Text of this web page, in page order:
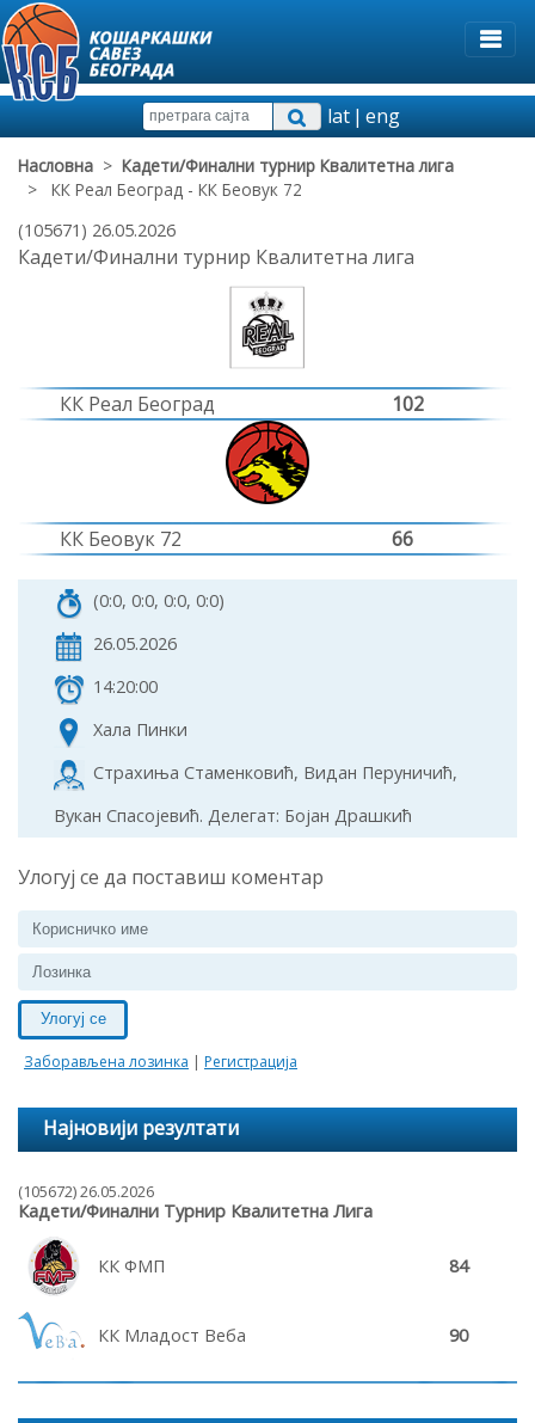
lat|eng
Насловна > Кадети/Финални турнир Квалитетна лига
> КК Реал Београд - КК Беовук 72
(105671) 26.05.2026
Кадети/Финални турнир Квалитетна лига
КК Реал Београд 102
КК Беовук 72 66
(0:0, 0:0, 0:0, 0:0)
26.05.2026
14:20:00
Хала Пинки
Страхиња Стаменковић, Видан Перуничић,
Вукан Спасојевић. Делегат: Бојан Драшкић
Улогуј се да поставиш коментар
Улогуј се
Заборављена лозинка | Регистрација
Најновији резултати
(105672) 26.05.2026
Кадети/Финални Турнир Квалитетна Лига
КК ФМП 84
КК Младост Веба 90